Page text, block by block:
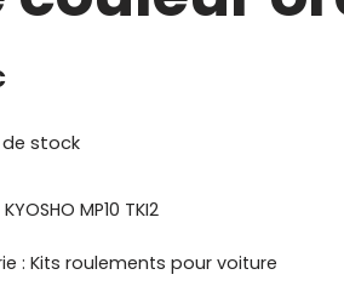
stock
KYOSHO MP10 TKI2
: Kits roulements pour voiture